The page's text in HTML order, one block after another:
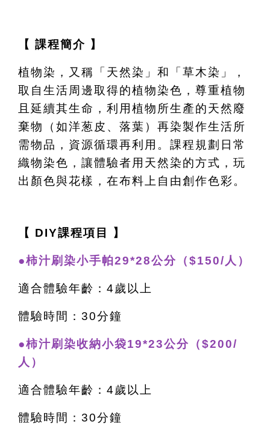
【 課程簡介 】
植物染，又稱「天然染」和「草木染」，
取自生活周邊取得的植物染色，尊重植物
且延續其生命，利用植物所生產的天然廢
棄物（如洋葱皮、落葉）再染製作生活所
需物品，資源循環再利用。課程規劃日常
織物染色，讓體驗者用天然染的方式，玩
出顏色與花樣，在布料上自由創作色彩。
【 DIY課程項目 】
●柿汁刷染小手帕29*28公分（$150/人）
適合體驗年齡：4歲以上
體驗時間：30分鐘
●柿汁刷染收納小袋19*23公分（$200/
人）
適合體驗年齡：4歲以上
體驗時間：30分鐘